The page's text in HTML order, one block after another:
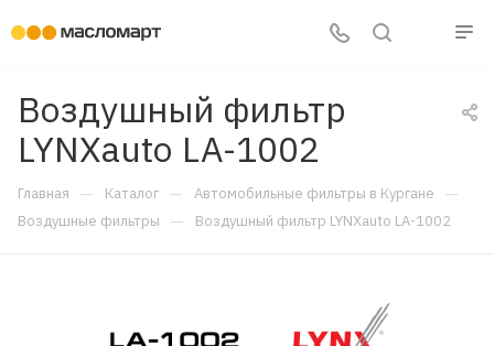
Воздушный фильтр
LYNXauto LA-1002
Главная — Каталог — Автомобильные фильтры в Кургане —
Воздушные фильтры — Воздушный фильтр LYNXauto LA-1002